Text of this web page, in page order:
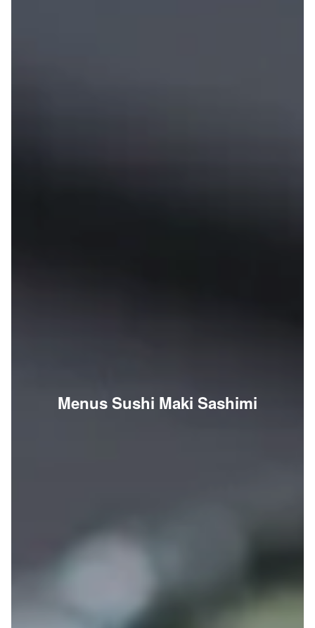
Menus Sushi Maki Sashimi